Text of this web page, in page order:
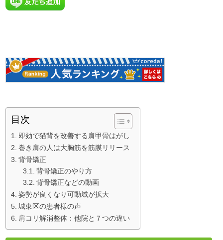
目次
即効で猫背を改善する肩甲骨はがし
巻き肩の人は大胸筋を筋膜リリース
背骨矯正
背骨矯正のやり方
背骨矯正などの動画
姿勢が良くなり可動域が拡大
城東区の患者様の声
肩コリ解消整体：他院と７つの違い